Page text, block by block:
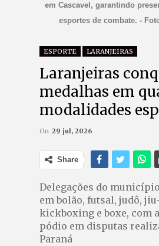
em Cascavel, garantindo
esportes de combate. -
ESPORTE LARANJEIRAS
Laranjeiras
medalhas em
modalidades
On 29 jul, 2026
Share
Delegações do
em bolão, futsal, judô,
kickboxing e boxe, com
pódio em disputas
Paraná